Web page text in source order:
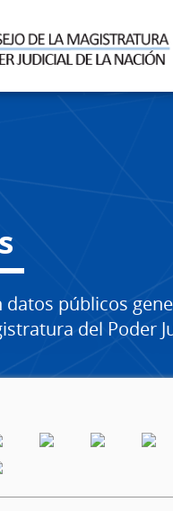
datos públicos
del Poder